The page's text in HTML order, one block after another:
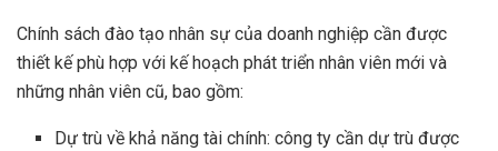
Chính sách đào tạo nhân sự của doanh nghiệp cần được
thiết kế phù hợp với kế hoạch phát triển nhân viên mới và
những nhân viên cũ, bao gồm:
Dự trù về khả năng tài chính: công ty cần dự trù được